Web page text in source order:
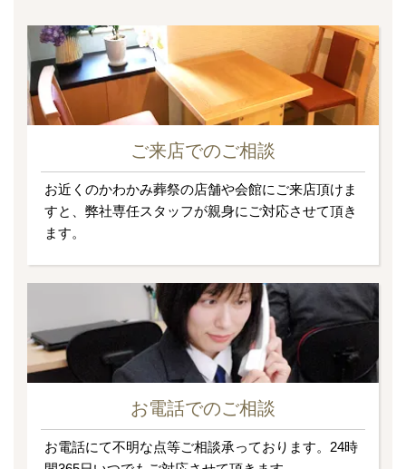
ご来店でのご相談
お近くのかわかみ葬祭の店舗や会館にご来店頂けま
すと、弊社専任スタッフが親身にご対応させて頂き
ます。
お電話でのご相談
お電話にて不明な点等ご相談承っております。24時